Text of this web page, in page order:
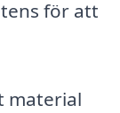
för att
material